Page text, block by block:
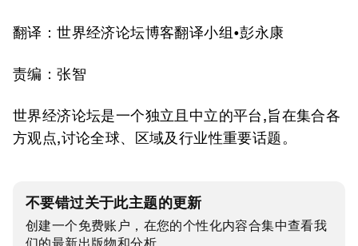
翻译：世界经济论坛博客翻译小组•彭永康
责编：张智
世界经济论坛是一个独立且中立的平台,旨在集合各
方观点,讨论全球、区域及行业性重要话题。
不要错过关于此主题的更新
创建一个免费账户，在您的个性化内容合集中查看我